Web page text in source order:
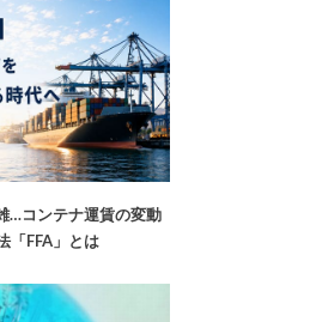
…コンテナ運賃の変動
「FFA」とは